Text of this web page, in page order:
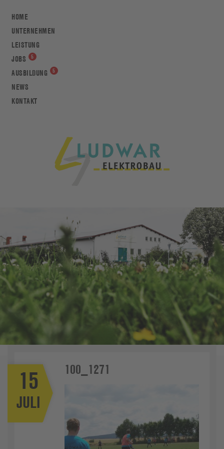
HOME
UNTERNEHMEN
LEISTUNG
JOBS
AUSBILDUNG
NEWS
KONTAKT
100_1271
15
JULI